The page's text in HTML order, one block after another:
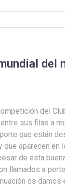
ail at
s
p
m
p
tir
del
del
sus filas a
que están
que aparecen en
de esta
llamados a
os damos